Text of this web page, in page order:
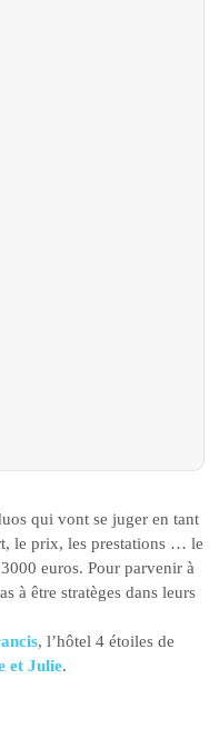
qui vont se juger en tant
le prix, les prestations … le
euros. Pour parvenir à
à être stratèges dans leurs
, l’hôtel 4 étoiles de
et Julie.